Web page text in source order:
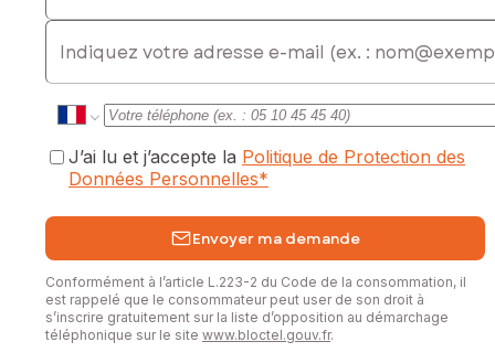
E-mail
J’ai lu et j’accepte la Politique de Protection des
Données Personnelles*
Envoyer ma demande
Conformément à l’article L.223-2 du Code de la consommation, il
est rappelé que le consommateur peut user de son droit à
s’inscrire gratuitement sur la liste d’opposition au démarchage
téléphonique sur le site www.bloctel.gouv.fr.